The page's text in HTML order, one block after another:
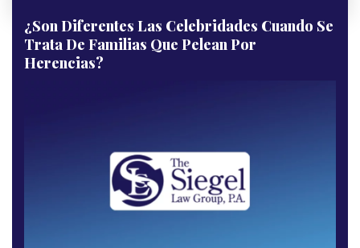
¿Son Diferentes Las Celebridades Cuando Se
Trata De Familias Que Pelean Por
Herencias?